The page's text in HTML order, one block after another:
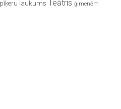
laukums Teātris ģimenēm